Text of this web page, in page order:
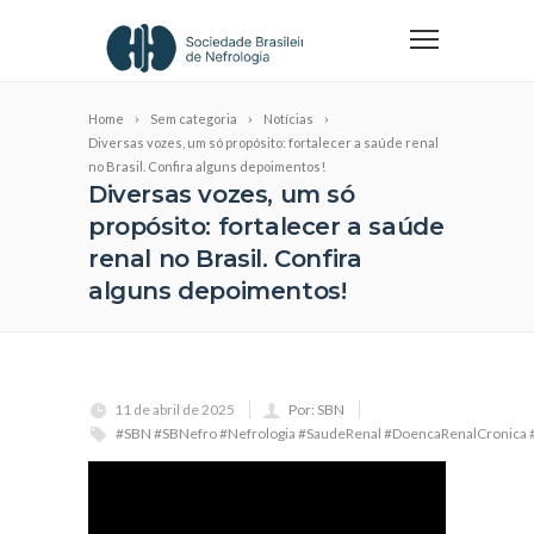
Home Sem categoria
Notícias
Diversas vozes, um só propósito: fortalecer a saúde renal
no Brasil. Confira alguns depoimentos!
Diversas vozes, um só
propósito: fortalecer a saúde
renal no Brasil. Confira
alguns depoimentos!
11 de abril de 2025
Por: SBN
#SBN #SBNefro #Nefrologia #SaudeRenal